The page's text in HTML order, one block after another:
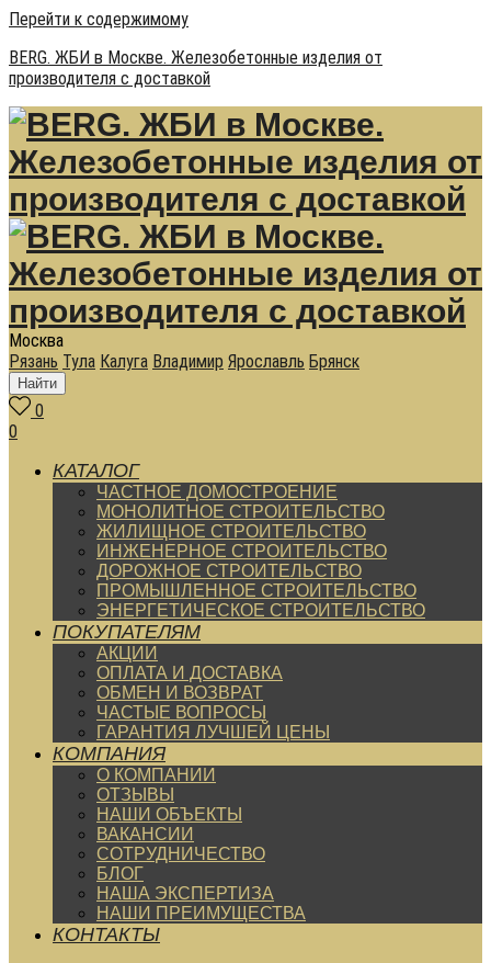
Перейти к содержимому
BERG. ЖБИ в Москве. Железобетонные изделия от
производителя с доставкой
Москва
Рязань Тула Калуга Владимир Ярославль Брянск
Найти
0
0
КАТАЛОГ
ЧАСТНОЕ ДОМОСТРОЕНИЕ
МОНОЛИТНОЕ СТРОИТЕЛЬСТВО
ЖИЛИЩНОЕ СТРОИТЕЛЬСТВО
ИНЖЕНЕРНОЕ СТРОИТЕЛЬСТВО
ДОРОЖНОЕ СТРОИТЕЛЬСТВО
ПРОМЫШЛЕННОЕ СТРОИТЕЛЬСТВО
ЭНЕРГЕТИЧЕСКОЕ СТРОИТЕЛЬСТВО
ПОКУПАТЕЛЯМ
АКЦИИ
ОПЛАТА И ДОСТАВКА
ОБМЕН И ВОЗВРАТ
ЧАСТЫЕ ВОПРОСЫ
ГАРАНТИЯ ЛУЧШЕЙ ЦЕНЫ
КОМПАНИЯ
О КОМПАНИИ
ОТЗЫВЫ
НАШИ ОБЪЕКТЫ
ВАКАНСИИ
СОТРУДНИЧЕСТВО
БЛОГ
НАША ЭКСПЕРТИЗА
НАШИ ПРЕИМУЩЕСТВА
КОНТАКТЫ